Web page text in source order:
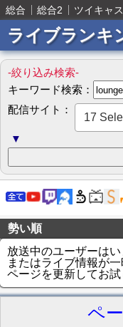
総合 総合2 ツイキャス
ライブランキ
-絞り込み検索-
キーワード検索：
配信サイト：
17
▼
勢い順
放送中のユーザーはい
またはライブ情報が
ページを更新してお試
ペ